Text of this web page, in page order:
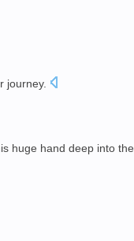
journey.
huge hand deep into the